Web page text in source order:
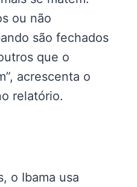
ou não
são fechados
que o
acrescenta o
relatório.
o Ibama usa